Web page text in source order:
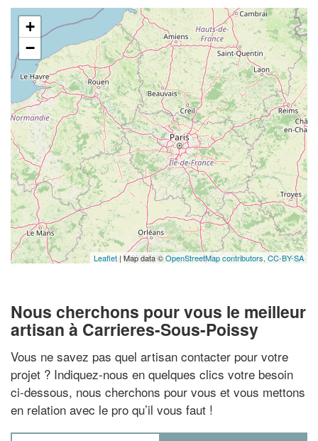
+
−
Leaflet| Map data ©OpenStreetMap contributors, CC-BY-SA
Nous cherchons pour vous le meilleur
artisan à Carrieres-Sous-Poissy
Vous ne savez pas quel artisan contacter pour votre
projet ? Indiquez-nous en quelques clics votre besoin
ci-dessous, nous cherchons pour vous et vous mettons
en relation avec le pro qu’il vous faut !